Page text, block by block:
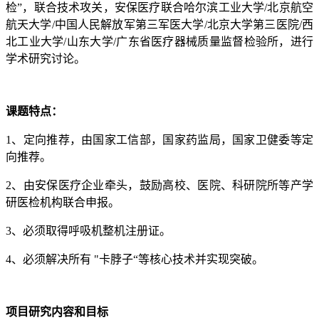
检”，联合技术攻关，安保医疗联合哈尔滨工业大学/北京航空
航天大学/中国人民解放军第三军医大学/北京大学第三医院/西
北工业大学/山东大学/广东省医疗器械质量监督检验所，进行
学术研究讨论。
课题特点：
1、定向推荐，由国家工信部，国家药监局，国家卫健委等定
向推荐。
2、由安保医疗企业牵头，鼓励高校、医院、科研院所等产学
研医检机构联合申报。
3、必须取得呼吸机整机注册证。
4、必须解决所有 "卡脖子“等核心技术并实现突破。
项目研究内容和目标